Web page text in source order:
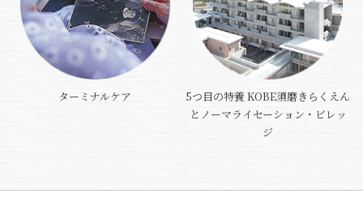
ターミナルケア
5つ目の特養 KOBE須磨きらくえん
とノーマライセーション・ビレッ
ジ